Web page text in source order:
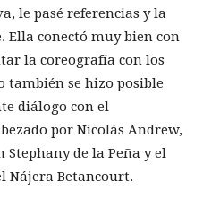
le pasé referencias y la
Ella conectó muy bien con
la coreografía con los
también se hizo posible
diálogo con el
por Nicolás Andrew,
de la Peña y el
Nájera Betancourt.